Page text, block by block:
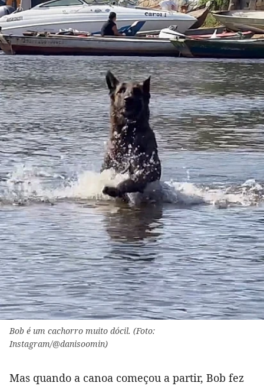
Bob é um cachorro muito dócil. (Foto:
Instagram/@danisoomin)
Mas quando a canoa começou a partir, Bob fez